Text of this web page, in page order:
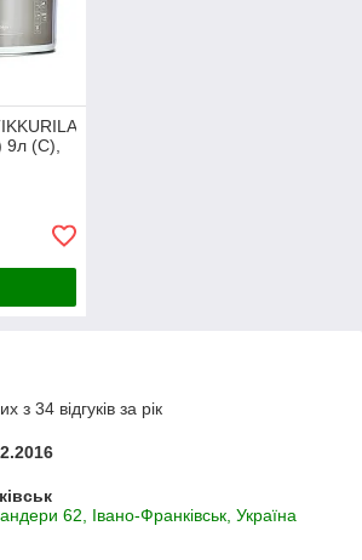
9л (С),
з 34 відгуків за рік
62, Івано-Франківськ, Україна